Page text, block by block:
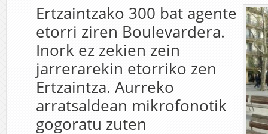
Ertzaintzako 300 bat agente
etorri ziren Boulevardera.
Inork ez zekien zein
jarrerarekin etorriko zen
Ertzaintza. Aurreko
arratsaldean mikrofonotik
gogoratu zuten